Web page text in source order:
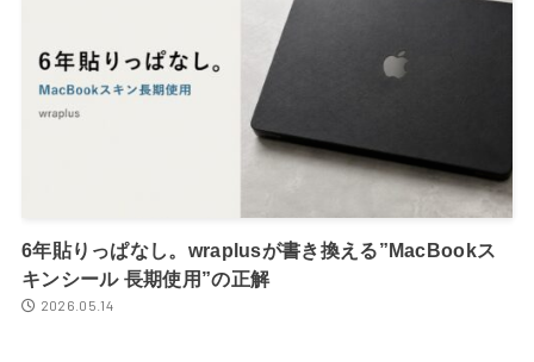
6年貼りっぱなし。wraplusが書き換える”MacBookス
キンシール 長期使用”の正解
2026.05.14